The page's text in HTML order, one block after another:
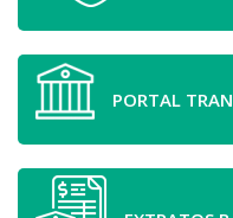
PORTAL